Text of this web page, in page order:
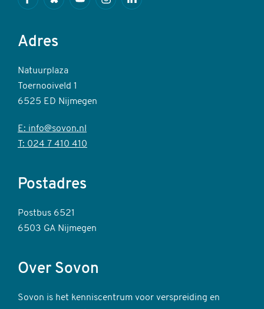
FacebookBlueskyYoutubeInstagramLinkedin
Adres
Natuurplaza
Toernooiveld 1
6525 ED Nijmegen
E: info@sovon.nl
T: 024 7 410 410
Postadres
Postbus 6521
6503 GA Nijmegen
Over Sovon
Sovon is het kenniscentrum voor verspreiding en